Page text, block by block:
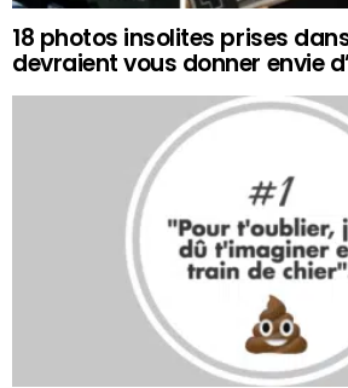
18 photos insolites prises
devraient vous donner envie